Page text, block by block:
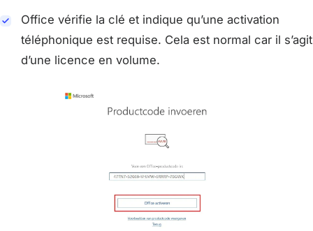
Office vérifie la clé et indique qu’une activation
téléphonique est requise. Cela est normal car il s’agit
d’une licence en volume.